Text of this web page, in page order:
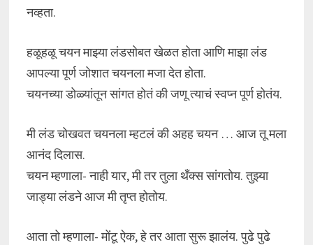
नव्हता.
हळूहळू चयन माझ्या लंडसोबत खेळत होता आणि माझा लंड
आपल्या पूर्ण जोशात चयनला मजा देत होता.
चयनच्या डोळ्यांतून सांगत होतं की जणू त्याचं स्वप्न पूर्ण होतंय.
मी लंड चोखवत चयनला म्हटलं की अहह चयन … आज तू मला
आनंद दिलास.
चयन म्हणाला- नाही यार, मी तर तुला थँक्स सांगतोय. तुझ्या
जाड्या लंडने आज मी तृप्त होतोय.
आता तो म्हणाला- मोंटू ऐक, हे तर आता सुरू झालंय. पुढे पुढे